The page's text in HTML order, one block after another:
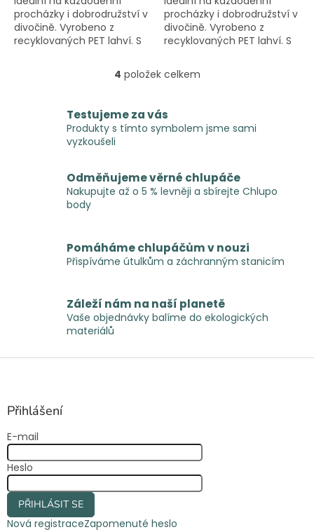
procházky i dobrodružství v
divočině. Vyrobeno z
recyklovaných PET lahví. S
procházky i dobrodružství v
divočině. Vyrobeno z
recyklovaných PET lahví. S
praktickou rukojetí.
O
l
á
d
í
p
r
v
ý
s
u
4 položek celkem
Testujeme za vás
Produkty s tímto symbolem jsme sami
vyzkoušeli
Odměňujeme věrné chlupáče
Nakupujte až o 5 % levněji a sbírejte Chlupo
body
Pomáháme chlupáčům v nouzi
Přispíváme útulkům a záchranným stanicím
Záleží nám na naší planetě
Vaše objednávky balíme do ekologických
materiálů
Z
Přihlášení
E-mail
Heslo
PŘIHLÁSIT SE
Nová registraceZapomenuté heslo